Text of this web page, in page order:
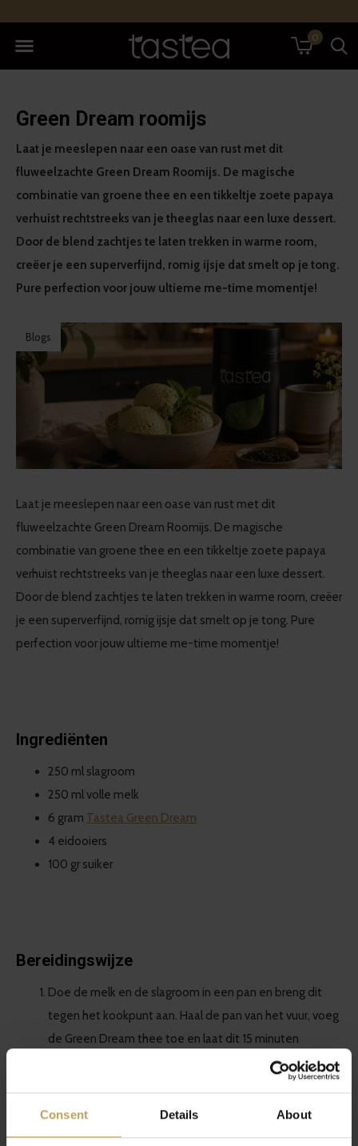
Consent Details About
0
Green Dream roomijs
Laat je meeslepen naar een oase van rust met dit
fluweelzachte Green Dream Roomijs. De magische
combinatie van groene thee en een tikkeltje zoete papaya
verhuist rechtstreeks van je theeglas naar een luxe dessert.
Door de blend zachtjes te laten trekken in warme room,
creëer je een superverfijnd, romig ijsje dat smelt op je tong.
Pure perfection voor jouw ultieme me-time momentje!
Blogs
Laat je meeslepen naar een oase van rust met dit
fluweelzachte Green Dream Roomijs. De magische
combinatie van groene thee en een tikkeltje zoete papaya
verhuist rechtstreeks van je theeglas naar een luxe dessert.
Door de blend zachtjes te laten trekken in warme room, creëer
je een superverfijnd, romig ijsje dat smelt op je tong. Pure
perfection voor jouw ultieme me-time momentje!
Ingrediënten
250 ml slagroom
250 ml volle melk
6 gram Tastea Green Dream
4 eidooiers
100 gr suiker
Bereidingswijze
Doe de melk en de slagroom in een pan en breng dit
tegen het kookpunt aan. Haal de pan van het vuur, voeg
de Green Dream thee toe en laat dit 15 minuten
afgedekt trekken. Zeef de thee er daarna goed uit.
Klop in een aparte kom de eidooiers met de suiker
bleek en romig. Giet een klein scheutje van de warme